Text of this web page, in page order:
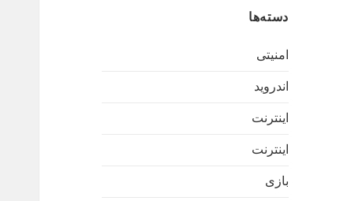
دسته‌ها
امنیتی
اندروید
اینترنت
اینترنت
بازی